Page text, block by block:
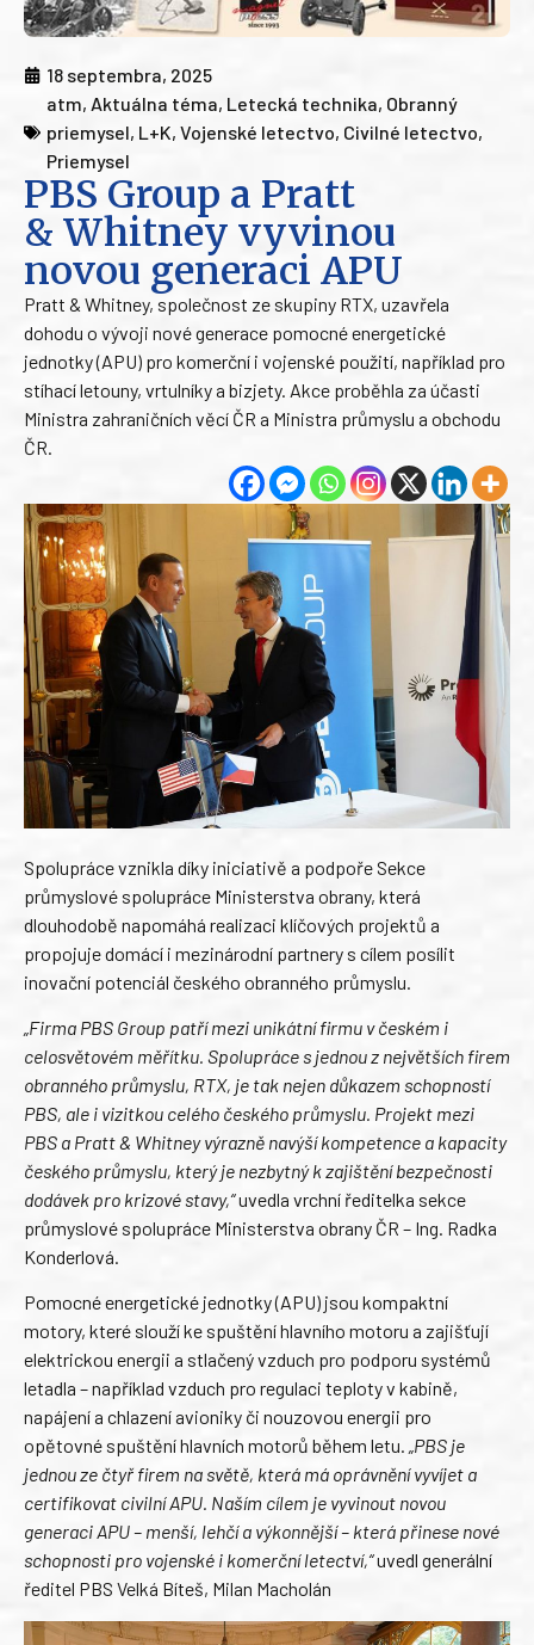
18 septembra, 2025
atm, Aktuálna téma, Letecká technika, Obranný
priemysel, L+K, Vojenské letectvo, Civilné letectvo,
Priemysel
PBS Group a Pratt
& Whitney vyvinou
novou generaci APU
Pratt & Whitney, společnost ze skupiny RTX, uzavřela
dohodu o vývoji nové generace pomocné energetické
jednotky (APU) pro komerční i vojenské použití, například pro
stíhací letouny, vrtulníky a bizjety. Akce proběhla za účasti
Ministra zahraničních věcí ČR a Ministra průmyslu a obchodu
ČR.
Spolupráce vznikla díky iniciativě a podpoře Sekce
průmyslové spolupráce Ministerstva obrany, která
dlouhodobě napomáhá realizaci klíčových projektů a
propojuje domácí i mezinárodní partnery s cílem posílit
inovační potenciál českého obranného průmyslu.
„Firma PBS Group patří mezi unikátní firmu v českém i
celosvětovém měřítku. Spolupráce s jednou z největších firem
obranného průmyslu, RTX, je tak nejen důkazem schopností
PBS, ale i vizitkou celého českého průmyslu. Projekt mezi
PBS a Pratt & Whitney výrazně navýší kompetence a kapacity
českého průmyslu, který je nezbytný k zajištění bezpečnosti
dodávek pro krizové stavy,“uvedla vrchní ředitelka sekce
průmyslové spolupráce Ministerstva obrany ČR – Ing. Radka
Konderlová.
Pomocné energetické jednotky (APU) jsou kompaktní
motory, které slouží ke spuštění hlavního motoru a zajišťují
elektrickou energii a stlačený vzduch pro podporu systémů
letadla – například vzduch pro regulaci teploty v kabině,
napájení a chlazení avioniky či nouzovou energii pro
opětovné spuštění hlavních motorů během letu. „PBS je
jednou ze čtyř firem na světě, která má oprávnění vyvíjet a
certifikovat civilní APU. Naším cílem je vyvinout novou
generaci APU – menší, lehčí a výkonnější – která přinese nové
schopnosti pro vojenské i komerční letectví,“uvedl generální
ředitel PBS Velká Bíteš, Milan Macholán